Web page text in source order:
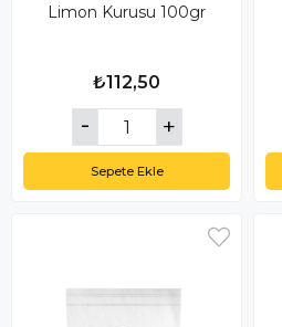
Limon Kurusu 100gr
₺112,50
Sepete Ekle